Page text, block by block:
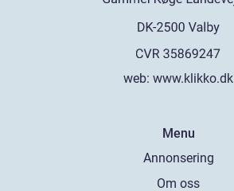
web: www.klikko.dk
Menu
Annonsering
Om oss